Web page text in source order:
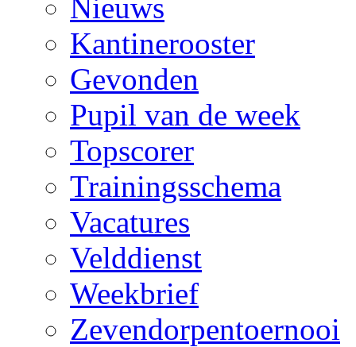
Nieuws
Kantinerooster
Gevonden
Pupil van de week
Topscorer
Trainingsschema
Vacatures
Velddienst
Weekbrief
Zevendorpentoernooi